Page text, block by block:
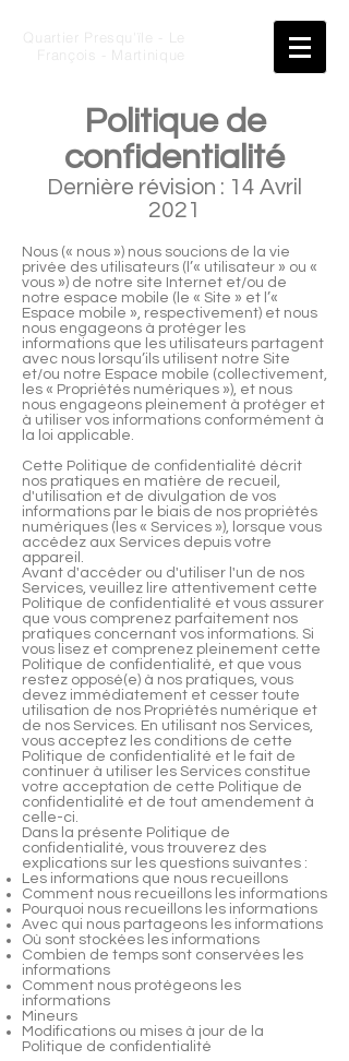
Quartier Presqu'ïle - Le
François - Martinique
Politique de
confidentialité
Dernière révision : 14 Avril
2021
Nous (« nous ») nous soucions de la vie
privée des utilisateurs (l’« utilisateur » ou «
vous ») de notre site Internet et/ou de
notre espace mobile (le « Site » et l’«
Espace mobile », respectivement) et nous
nous engageons à protéger les
informations que les utilisateurs partagent
avec nous lorsqu’ils utilisent notre Site
et/ou notre Espace mobile (collectivement,
les « Propriétés numériques »), et nous
nous engageons pleinement à protéger et
à utiliser vos informations conformément à
la loi applicable.
Cette Politique de confidentialité décrit
nos pratiques en matière de recueil,
d'utilisation et de divulgation de vos
informations par le biais de nos propriétés
numériques (les « Services »), lorsque vous
accédez aux Services depuis votre
appareil.
Avant d'accéder ou d'utiliser l'un de nos
Services, veuillez lire attentivement cette
Politique de confidentialité et vous assurer
que vous comprenez parfaitement nos
pratiques concernant vos informations. Si
vous lisez et comprenez pleinement cette
Politique de confidentialité, et que vous
restez opposé(e) à nos pratiques, vous
devez immédiatement et cesser toute
utilisation de nos Propriétés numérique et
de nos Services. En utilisant nos Services,
vous acceptez les conditions de cette
Politique de confidentialité et le fait de
continuer à utiliser les Services constitue
votre acceptation de cette Politique de
confidentialité et de tout amendement à
celle-ci.
Dans la présente Politique de
confidentialité, vous trouverez des
explications sur les questions suivantes :
Les informations que nous recueillons
Comment nous recueillons les informations
Pourquoi nous recueillons les informations
Avec qui nous partageons les informations
Où sont stockées les informations
Combien de temps sont conservées les
informations
Comment nous protégeons les
informations
Mineurs
Modifications ou mises à jour de la
Politique de confidentialité